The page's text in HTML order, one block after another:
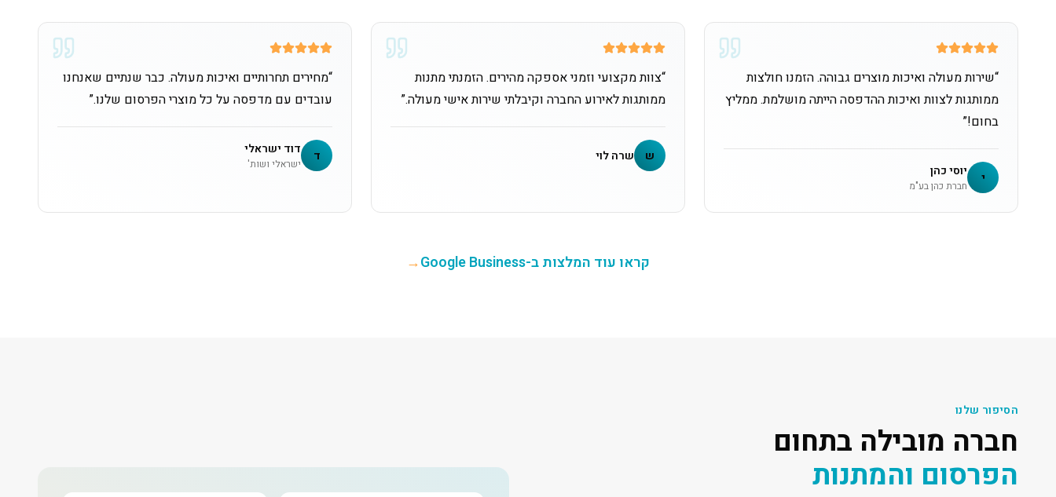
“שירות מעולה ואיכות מוצרים גבוהה. הזמנו חולצות
ממותגות לצוות ואיכות ההדפסה הייתה מושלמת. ממליץ
בחום!”
י יוסי כהן
חברת כהן בע"מ
“צוות מקצועי וזמני אספקה מהירים. הזמנתי מתנות
ממותגות לאירוע החברה וקיבלתי שירות אישי מעולה.”
ש שרה לוי
“מחירים תחרותיים ואיכות מעולה. כבר שנתיים שאנחנו
עובדים עם מדפסה על כל מוצרי הפרסום שלנו.”
ד דוד ישראלי
ישראלי ושות'
קראו עוד המלצות ב-Google Business →
הסיפור שלנו
חברה מובילה בתחום
הפרסום והמתנות